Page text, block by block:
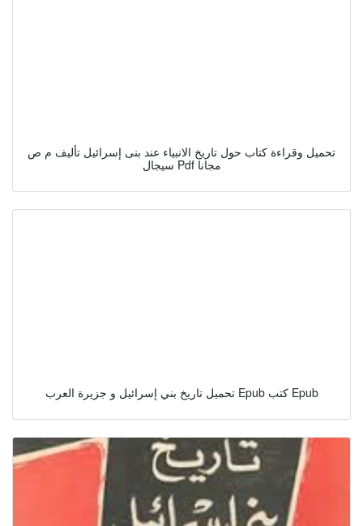
تحميل وقراءة كتاب حول تاريخ الانبياء عند بنى إسرائيل تأليف م ص
سيجال Pdf مجانا
تحميل تاريخ بني إسرائيل و جزيرة العرب Epub كتب Epub